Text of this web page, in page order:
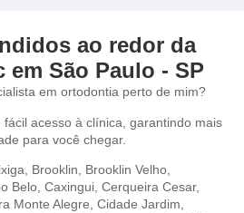
ao redor da
em São Paulo - SP
em ortodontia perto de mim?
acesso à clínica, garantindo mais
para você chegar.
Brooklin, Brooklin Velho,
Belo, Caxingui, Cerqueira Cesar,
Monte Alegre, Cidade Jardim,